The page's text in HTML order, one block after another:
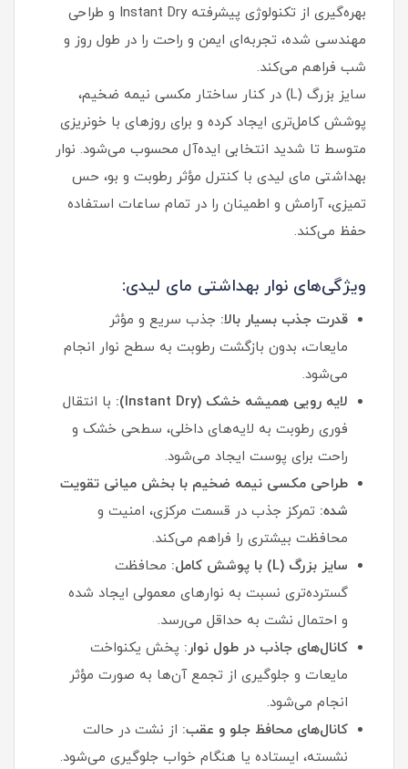
بهره‌گیری از تکنولوژی پیشرفته Instant Dry و طراحی
مهندسی شده، تجربه‌ای ایمن و راحت را در طول روز و
شب فراهم می‌کند.
سایز بزرگ (L) در کنار ساختار مکسی نیمه ضخیم،
پوشش کامل‌تری ایجاد کرده و برای روزهای با خونریزی
متوسط تا شدید انتخابی ایده‌آل محسوب می‌شود. نوار
بهداشتی مای لیدی با کنترل مؤثر رطوبت و بو، حس
تمیزی، آرامش و اطمینان را در تمام ساعات استفاده
حفظ می‌کند.
ویژگی‌های نوار بهداشتی مای لیدی:
قدرت جذب بسیار بالا: جذب سریع و مؤثر
مایعات، بدون بازگشت رطوبت به سطح نوار انجام
می‌شود.
لایه رویی همیشه خشک (Instant Dry):
با انتقال
فوری رطوبت به لایه‌های داخلی، سطحی خشک و
راحت برای پوست ایجاد می‌شود.
طراحی مکسی نیمه ضخیم با بخش میانی تقویت‌
شده: تمرکز جذب در قسمت مرکزی، امنیت و
محافظت بیشتری را فراهم می‌کند.
سایز بزرگ (L) با پوشش کامل:
محافظت
گسترده‌تری نسبت به نوارهای معمولی ایجاد شده
و احتمال نشت به حداقل می‌رسد.
کانال‌های جاذب در طول نوار: پخش یکنواخت
مایعات و جلوگیری از تجمع آن‌ها به‌ صورت مؤثر
انجام می‌شود.
کانال‌های محافظ جلو و عقب: از نشت در حالت
نشسته، ایستاده یا هنگام خواب جلوگیری می‌شود.